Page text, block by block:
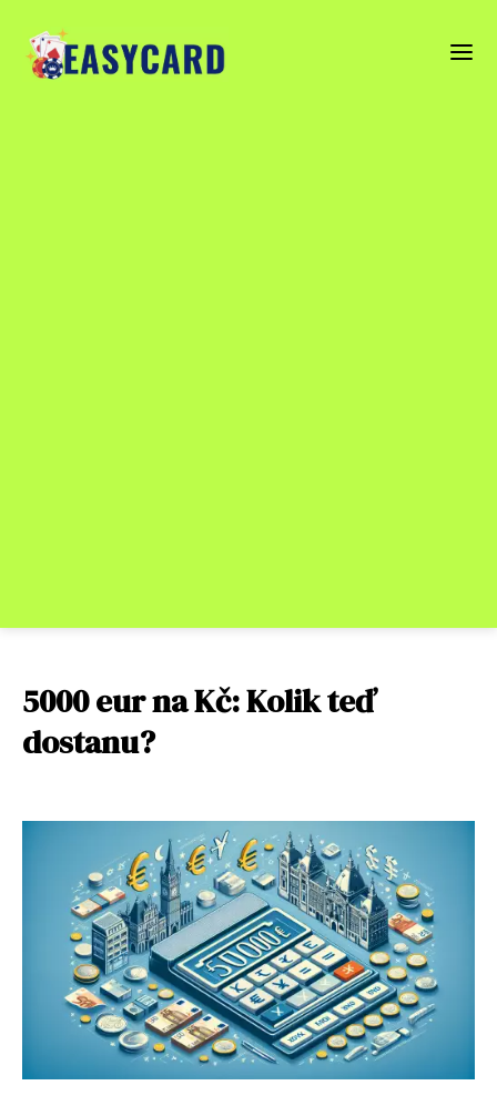
5000 eur na Kč: Kolik teď
dostanu?